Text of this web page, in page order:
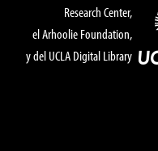
Research Center,
el Arhoolie Foundation,
y del UCLA Digital Library